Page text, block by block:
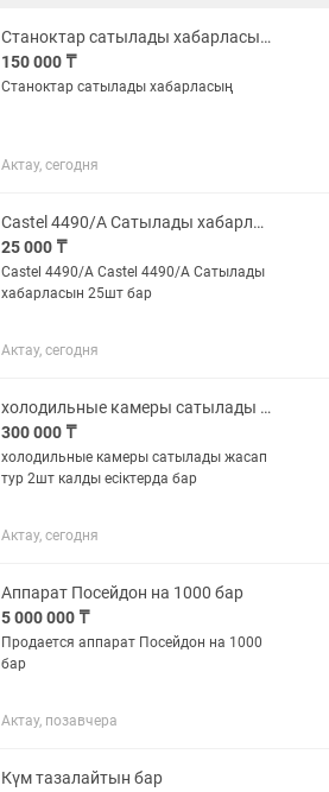
Станоктар сатылады хабарласын жасап тур бары
150 000 ₸
Станоктар сатылады хабарласың
Актау, сегодня
Castel 4490/A Сатылады хабарласын 25шт бар
25 000 ₸
Castel 4490/A Castel 4490/A Сатылады
хабарласын 25шт бар
Актау, сегодня
холодильные камеры сатылады 2шт бар жасап тур
300 000 ₸
холодильные камеры сатылады жасап
тур 2шт калды есіктерда бар
Актау, сегодня
Аппарат Посейдон на 1000 бар
5 000 000 ₸
Продается аппарат Посейдон на 1000
бар
Актау, позавчера
Күм тазалайтын бар